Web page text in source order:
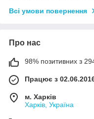
Всі умови повернення
Про нас
98% позитивних з 294
Працює з
м. Харків
Харків, Україна